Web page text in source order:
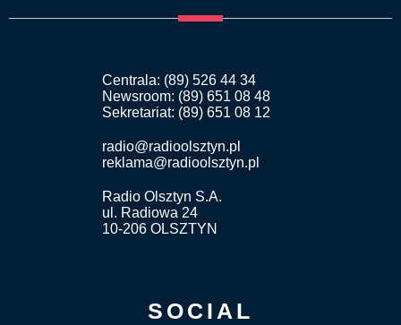
Centrala: (89) 526 44 34
Newsroom: (89) 651 08 48
Sekretariat: (89) 651 08 12
radio@radioolsztyn.pl
reklama@radioolsztyn.pl
Radio Olsztyn S.A.
ul. Radiowa 24
10-206 OLSZTYN
SOCIAL